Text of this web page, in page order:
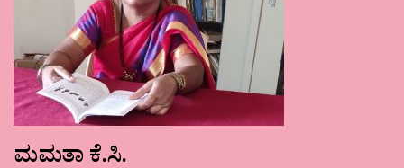
ಮಮತಾ ಕೆ.ಸಿ.